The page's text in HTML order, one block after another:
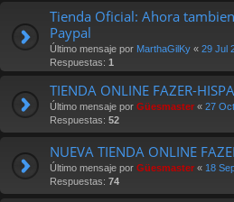
Tienda Oficial: Ahora
Paypal
Último mensaje por MarthaGilKy « 29 Jul
Respuestas: 1
TIENDA ONLINE FAZER-
Último mensaje por Güesmaster « 27
Respuestas: 52
NUEVA TIENDA ONLINE
Último mensaje por Güesmaster « 18
Respuestas: 74